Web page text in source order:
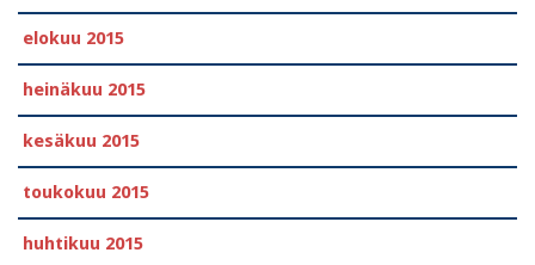
elokuu 2015
heinäkuu 2015
kesäkuu 2015
toukokuu 2015
huhtikuu 2015